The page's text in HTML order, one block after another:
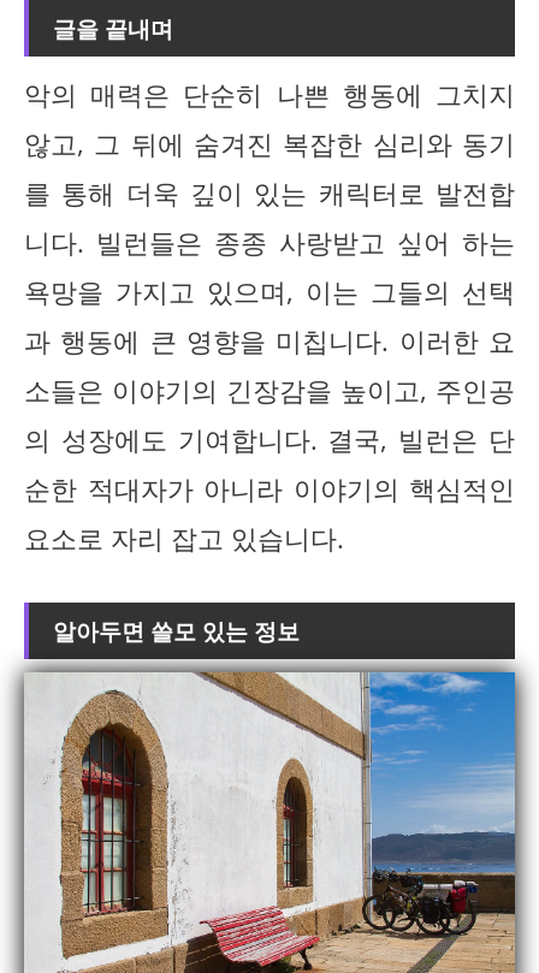
글을 끝내며
악의 매력은 단순히 나쁜 행동에 그치지
않고, 그 뒤에 숨겨진 복잡한 심리와 동기
를 통해 더욱 깊이 있는 캐릭터로 발전합
니다. 빌런들은 종종 사랑받고 싶어 하는
욕망을 가지고 있으며, 이는 그들의 선택
과 행동에 큰 영향을 미칩니다. 이러한 요
소들은 이야기의 긴장감을 높이고, 주인공
의 성장에도 기여합니다. 결국, 빌런은 단
순한 적대자가 아니라 이야기의 핵심적인
요소로 자리 잡고 있습니다.
알아두면 쓸모 있는 정보